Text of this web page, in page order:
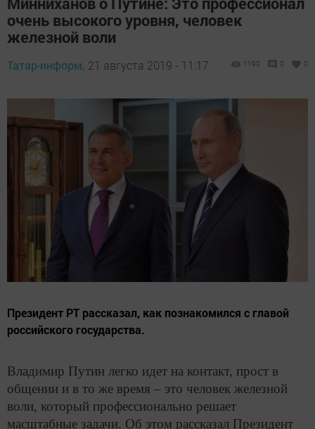
очень высокого уровня, человек
железной воли
Татар-информ, 21 августа 2019 - 11:17 1190 0 0
Президент РТ рассказал, как познакомился с главой
российского государства.
Владимир Путин легко идет на контакт, прост в
общении и в то же время – это человек железной
воли, который профессионально решает
масштабные задачи. Об этом рассказал Президент